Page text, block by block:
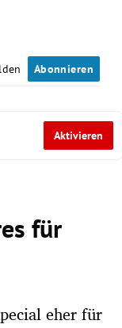
Abonnieren
Aktivieren
für
eher für